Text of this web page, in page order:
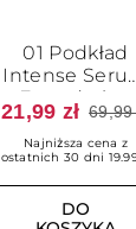
01 Podkład
Intense
Foundation
Porcelain
21,99 zł 69,99
Najniższa cena z
ostatnich 30 dni 19.99
DO